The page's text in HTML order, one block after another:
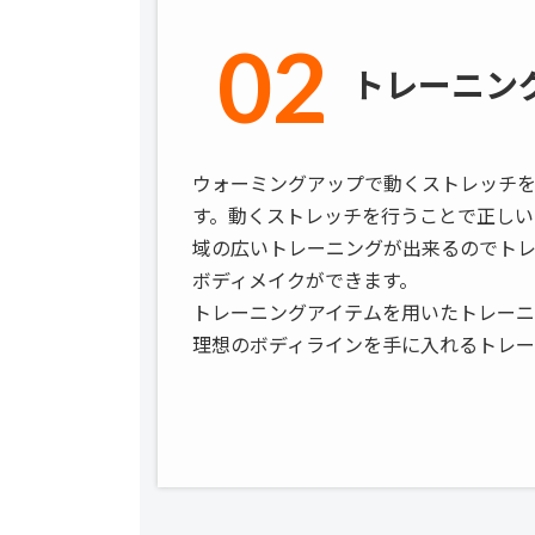
02 トレーニン
ウォーミングアップで動くストレッチ
す。動くストレッチを行うことで正し
域の広いトレーニングが出来るのでト
ボディメイクができます。
トレーニングアイテムを用いたトレー
理想のボディラインを手に入れるトレ